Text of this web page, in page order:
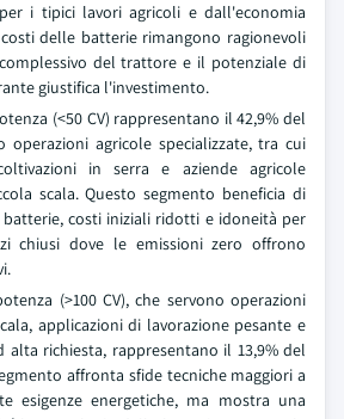
i tipici lavori agricoli e dall'economia
delle batterie rimangono ragionevoli
del trattore e il potenziale di
giustifica l'investimento.
(<50 CV) rappresentano il 42,9% del
operazioni agricole specializzate, tra cui
in serra e aziende agricole
scala. Questo segmento beneficia di
batterie, costi iniziali ridotti e idoneità per
chiusi dove le emissioni zero offrono
(>100 CV), che servono operazioni
applicazioni di lavorazione pesante e
alta richiesta, rappresentano il 13,9% del
affronta sfide tecniche maggiori a
esigenze energetiche, ma mostra una